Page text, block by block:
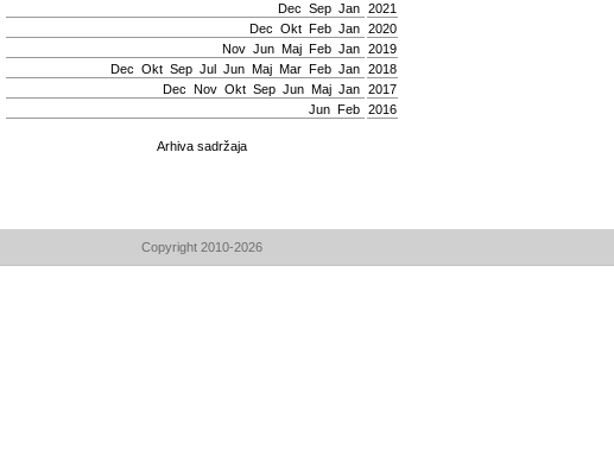
Dec Sep Jan 2021
Dec Okt Feb Jan 2020
Nov Јun Мај Feb Jan 2019
Dec Okt Sep Јul Јun Мај Mar Feb Jan 2018
Dec Nov Okt Sep Јun Мај Jan 2017
Јun Feb 2016
Arhiva sadržaja
Copyright 2010-2026